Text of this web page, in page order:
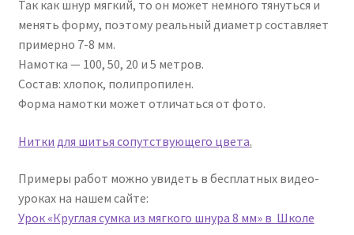
Так как шнур мягкий, то он может немного тянуться и
менять форму, поэтому реальный диаметр составляет
примерно 7-8 мм.
Намотка — 100, 50, 20 и 5 метров.
Состав: хлопок, полипропилен.
Форма намотки может отличаться от фото.
Нитки для шитья сопутствующего цвета.
Примеры работ можно увидеть в бесплатных видео-
уроках на нашем сайте:
Урок «Круглая сумка из мягкого шнура 8 мм» в Школе